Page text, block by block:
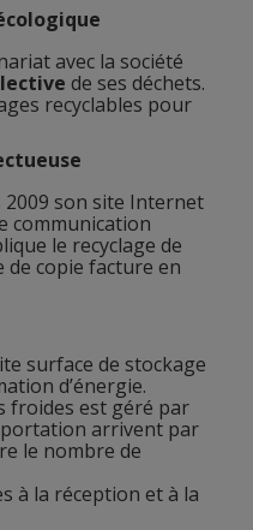
avec la société
de ses déchets.
recyclables pour
2009 son site Internet
communication
le recyclage de
de copie facture en
surface de stockage
d’énergie.
froides est géré par
arrivent par
le nombre de
à la réception et à la